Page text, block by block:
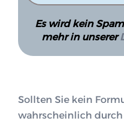
Es wird kein
mehr in unserer
Sollten Sie kein
wahrscheinlich